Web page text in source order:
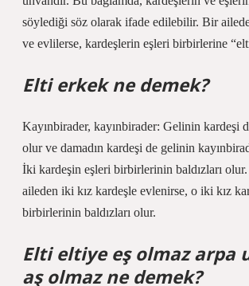
söylediği söz olarak ifade edilebilir. Bir
ve evlilerse, kardeşlerin eşleri birbirlerine
Elti erkek ne demek?
Kayınbirader, kayınbirader: Gelinin kardeşi
olur ve damadın kardeşi de gelinin
İki kardeşin eşleri birbirlerinin baldızları
aileden iki kız kardeşle evlenirse, o iki kız
birbirlerinin baldızları olur.
Elti eltiye eş olmaz arpa
aş olmaz ne demek?